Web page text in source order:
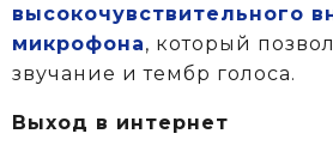
высокочувствительного
микрофона, который
звучание и тембр голоса.
Выход в интернет